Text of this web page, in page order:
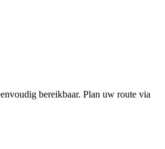
bereikbaar. Plan uw route via